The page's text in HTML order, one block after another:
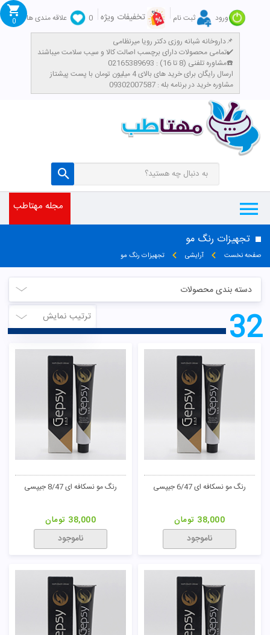
ورود ثبت نام تخفیفات ویژه 0
علاقه مندی ها
داروخانه شبانه روزی دکتر رویا میرنظامی📌
تمامی محصولات دارای برچسب اصالت کالا و سیب سلامت میباشند✔️
مشاوره تلفنی (8 تا 16) : 02165389693☎️
​ارسال رایگان برای خرید های بالای 4 میلیون تومان با پست پیشتاز
مشاوره خرید در برنامه بله : 09302007587
0
مجله مهتاطب
تجهیزات رنگ مو
صفحه نخست آرایشی تجهیزات رنگ مو
دسته بندی محصولات
ترتیب نمایش
32
رنگ مو نسکافه ای 6/47 جیپسی
38,000 تومان
ناموجود
رنگ مو نسکافه ای 8/47 جیپسی
38,000 تومان
ناموجود